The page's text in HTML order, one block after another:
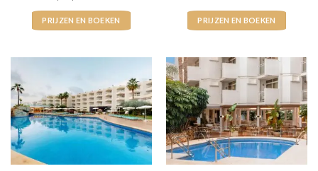
PRIJZEN EN BOEKEN PRIJZEN EN BOEKEN